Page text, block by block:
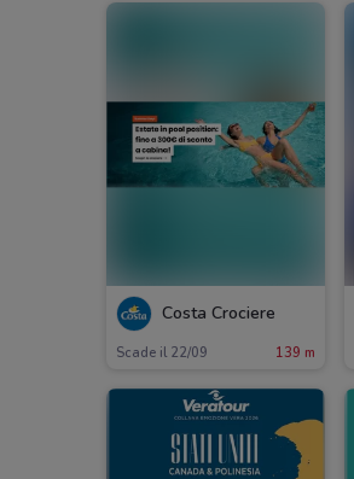
Costa Crociere
Scade il 22/09 139 m